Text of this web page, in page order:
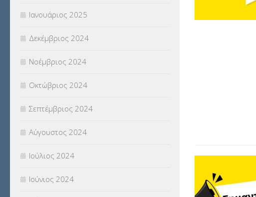
Ιανουάριος 2025
Δεκέμβριος 2024
Νοέμβριος 2024
Οκτώβριος 2024
Σεπτέμβριος 2024
Αύγουστος 2024
Ιούλιος 2024
Ιούνιος 2024